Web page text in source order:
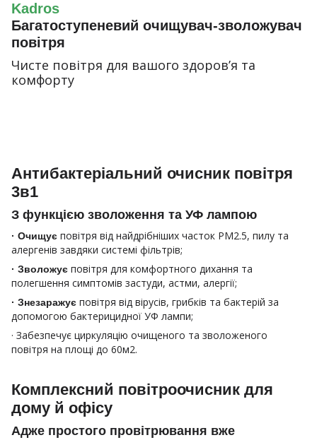
Kadros
Багатоступеневий очищувач-зволожувач
повітря
Чисте повітря для вашого здоров’я та
комфорту
Антибактеріальний очисник повітря
3в1
З функцією зволоження та УФ лампою
· Очищує повітря від найдрібніших часток PM2.5, пилу та
алергенів завдяки системі фільтрів;
· Зволожує повітря для комфортного дихання та
полегшення симптомів застуди, астми, алергії;
· Знезаражує повітря від вірусів, грибків та бактерій за
допомогою бактерицидної УФ лампи;
· Забезпечує циркуляцію очищеного та зволоженого
повітря на площі до 60м2.
Комплексний повітроочисник для
дому й офісу
Адже простого провітрювання вже